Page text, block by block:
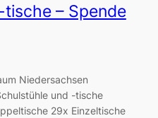
– Spende
Niedersachsen
und -tische
29x Einzeltische